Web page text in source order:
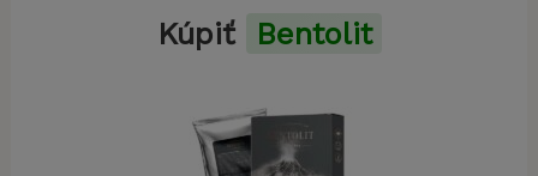
Kúpiť Bentolit